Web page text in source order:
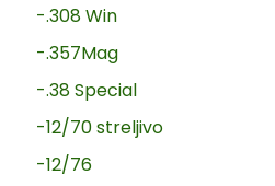
-.308 Win
-.357Mag
-.38 Special
-12/70 streljivo
-12/76